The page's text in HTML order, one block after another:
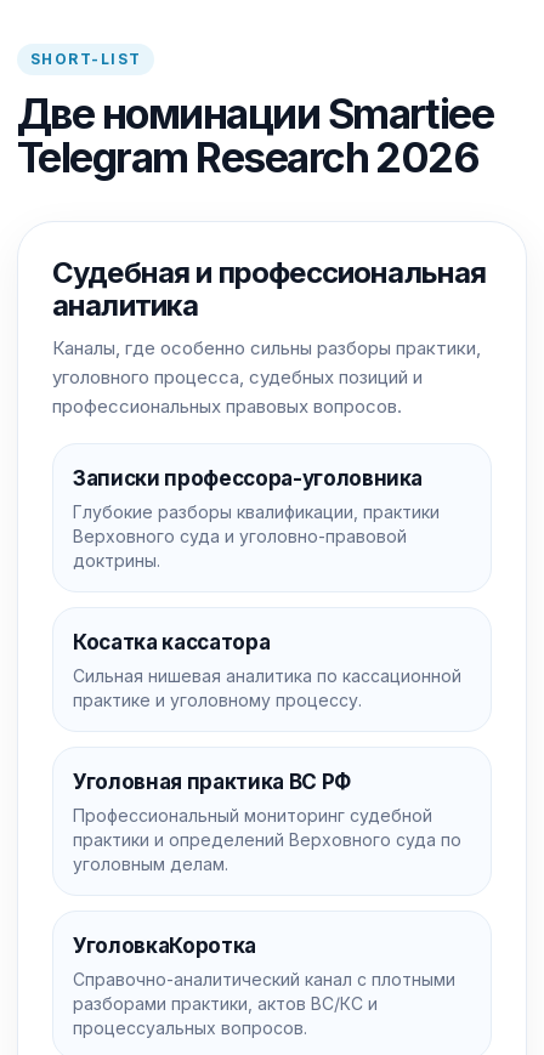
SHORT-LIST
Две номинации Smartiee
Telegram Research 2026
Судебная и профессиональная
аналитика
Каналы, где особенно сильны разборы практики,
уголовного процесса, судебных позиций и
профессиональных правовых вопросов.
Записки профессора-уголовника
Глубокие разборы квалификации, практики
Верховного суда и уголовно-правовой
доктрины.
Косатка кассатора
Сильная нишевая аналитика по кассационной
практике и уголовному процессу.
Уголовная практика ВС РФ
Профессиональный мониторинг судебной
практики и определений Верховного суда по
уголовным делам.
УголовкаКоротка
Справочно-аналитический канал с плотными
разборами практики, актов ВС/КС и
процессуальных вопросов.